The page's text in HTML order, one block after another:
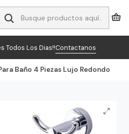
Todos Los Dias!!Contactanos
Baño 4 Piezas Lujo Redondo